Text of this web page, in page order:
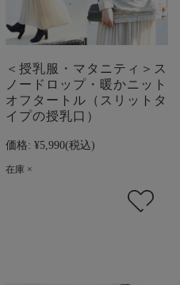
＜授乳服・マタニティ＞ス
ノードロップ・暖かニット
オフタートル（スリットタ
イプの授乳口）
価格: ¥5,990(税込)
在庫 ×